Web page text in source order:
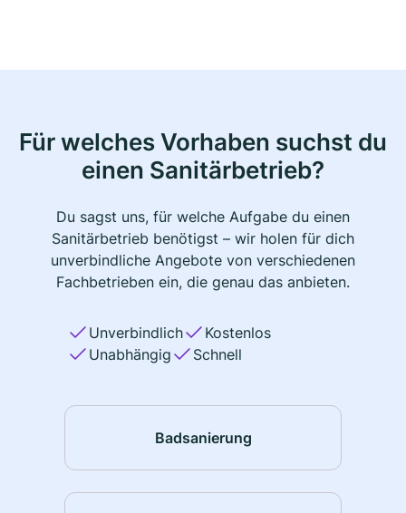
Für welches Vorhaben suchst du
einen Sanitärbetrieb?
Du sagst uns, für welche Aufgabe du einen
Sanitärbetrieb benötigst – wir holen für dich
unverbindliche Angebote von verschiedenen
Fachbetrieben ein, die genau das anbieten.
Unverbindlich
Kostenlos
Unabhängig
Schnell
Badsanierung